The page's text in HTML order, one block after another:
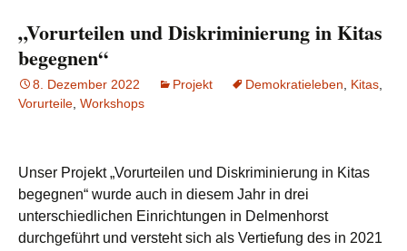
„Vorurteilen und Diskriminierung in Kitas
begegnen“
8. Dezember 2022 Projekt Demokratieleben Kitas
Vorurteile Workshops
Unser Projekt „Vorurteilen und Diskriminierung in Kitas
begegnen“ wurde auch in diesem Jahr in drei
unterschiedlichen Einrichtungen in Delmenhorst
durchgeführt und versteht sich als Vertiefung des in 2021